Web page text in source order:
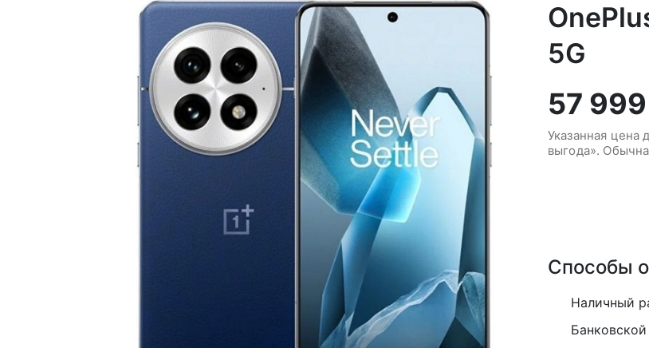
5G
57
Указанная цена
выгода».
Способы
Наличный